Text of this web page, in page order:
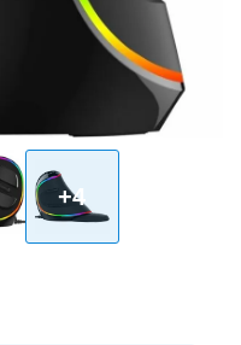
+4